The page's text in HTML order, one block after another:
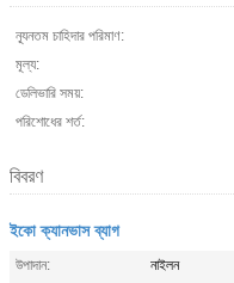
ন্যূনতম চাহিদার পরিমাণ:
মূল্য:
ডেলিভারি সময়:
পরিশোধের শর্ত:
বিবরণ
ইকো ক্যানভাস ব্যাগ
উপাদান:
নাইলন